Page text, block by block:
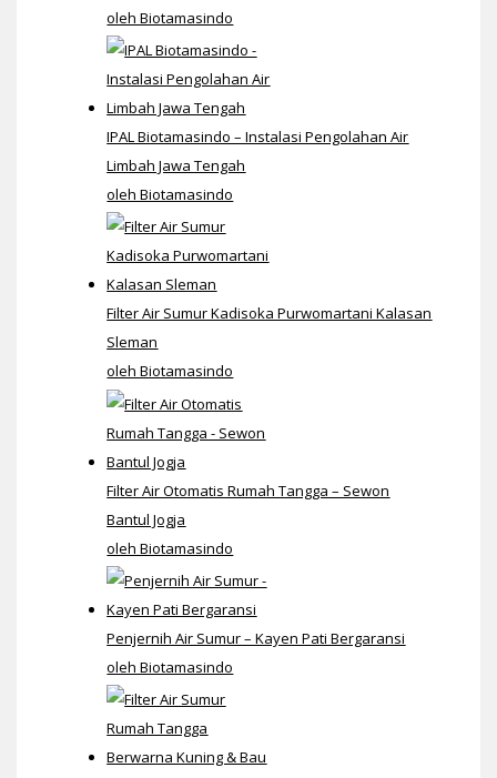
oleh Biotamasindo
IPAL Biotamasindo – Instalasi Pengolahan Air
Limbah Jawa Tengah
oleh Biotamasindo
Filter Air Sumur Kadisoka Purwomartani Kalasan
Sleman
oleh Biotamasindo
Filter Air Otomatis Rumah Tangga – Sewon
Bantul Jogja
oleh Biotamasindo
Penjernih Air Sumur – Kayen Pati Bergaransi
oleh Biotamasindo